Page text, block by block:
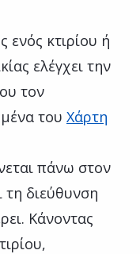
ενός κτιρίου ή
ελέγχει την
τον
του Χάρτη
πάνω στον
διεύθυνση
Κάνοντας